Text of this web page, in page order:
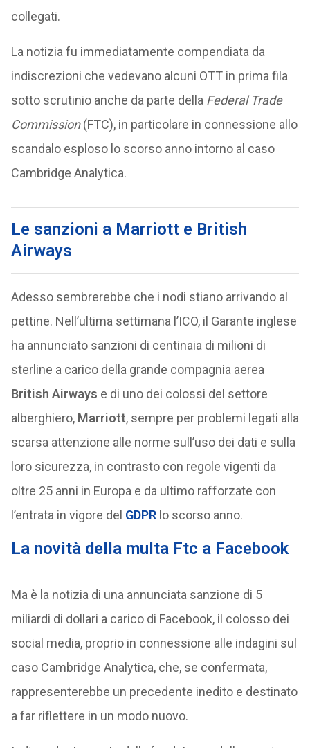
collegati.
La notizia fu immediatamente compendiata da
indiscrezioni che vedevano alcuni OTT in prima fila
sotto scrutinio anche da parte della Federal Trade
Commission(FTC), in particolare in connessione allo
scandalo esploso lo scorso anno intorno al caso
Cambridge Analytica.
Le sanzioni a Marriott e British
Airways
Adesso sembrerebbe che i nodi stiano arrivando al
pettine. Nell’ultima settimana l’ICO, il Garante inglese
ha annunciato sanzioni di centinaia di milioni di
sterline a carico della grande compagnia aerea
British Airways e di uno dei colossi del settore
alberghiero, Marriott, sempre per problemi legati alla
scarsa attenzione alle norme sull’uso dei dati e sulla
loro sicurezza, in contrasto con regole vigenti da
oltre 25 anni in Europa e da ultimo rafforzate con
l’entrata in vigore del GDPRlo scorso anno.
La novità della multa Ftc a Facebook
Ma è la notizia di una annunciata sanzione di 5
miliardi di dollari a carico di Facebook, il colosso dei
social media, proprio in connessione alle indagini sul
caso Cambridge Analytica, che, se confermata,
rappresenterebbe un precedente inedito e destinato
a far riflettere in un modo nuovo.